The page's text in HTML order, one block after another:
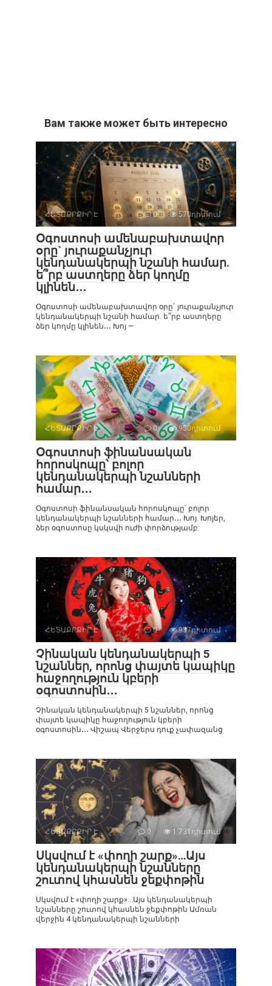
Вам также может быть интересно
ՀԵՏԱՔՐՔԻՐ Է 0 570դիտում
Օգոստոսի ամենաբախտավոր
օրը` յուրաքանչյուր
կենդանակերպի նշանի համար.
ե՞րբ աստղերը ձեր կողմը
կլինեն․․․
Օգոստոսի ամենաբախտավոր օրը` յուրաքանչյուր
կենդանակերպի նշանի համար. ե՞րբ աստղերը
ձեր կողմը կլինեն․․․ Խոյ —
ՀԵՏԱՔՐՔԻՐ Է 0 950դիտում
Օգոստոսի ֆինանսական
հորոսկոպը՝ բոլոր
կենդանակերպի նշանների
համար․․․
Օգոստոսի ֆինանսական հորոսկոպը՝ բոլոր
կենդանակերպի նշանների համար․․․ Խոյ. Խոյեր,
ձեր օգոստոսը կսկսվի ուժի փորձությամբ:
ՀԵՏԱՔՐՔԻՐ Է 0 937դիտում
Չինական կենդանակերպի 5
նշաններ, որոնց փայտե կապիկը
հաջողություն կբերի
օգոստոսին․․․
Չինական կենդանակերպի 5 նշաններ, որոնց
փայտե կապիկը հաջողություն կբերի
օգոստոսին․․․ Վիշապ Վերջերս դուք չափազանց
ՀԵՏԱՔՐՔԻՐ Է 0 1 731դիտում
Սկսվում է «փողի շարք»…Այս
կենդանակերպի նշանները
շուտով կհասնեն ջեքփոթին
Սկսվում է «փողի շարք»…Այս կենդանակերպի
նշանները շուտով կհասնեն ջեքփոթին Ամռան
վերջին 4 կենդանակերպի նշանների